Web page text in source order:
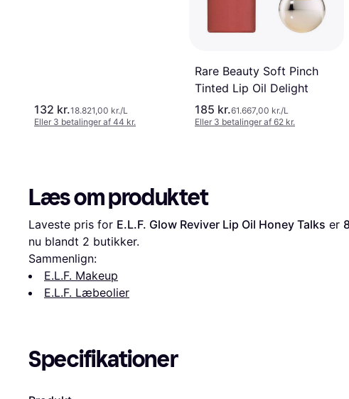
132 kr.18.821,00 kr./L
Eller 3 betalinger af 44 kr.
Rare Beauty Soft Pinch
Tinted Lip Oil Delight
185 kr.61.667,00 kr./L
Eller 3 betalinger af 62 kr.
Læs om produktet
Laveste pris for E.L.F. Glow Reviver Lip Oil Honey Talks er
nu blandt 2 butikker.
Sammenlign:
E.L.F. Makeup
E.L.F. Læbeolier
Specifikationer